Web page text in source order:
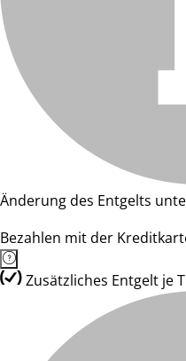
Änderung des Entgelts
Bezahlen mit der
Zusätzliches Entgelt je